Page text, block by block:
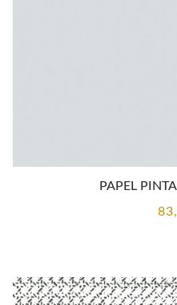
PAPEL